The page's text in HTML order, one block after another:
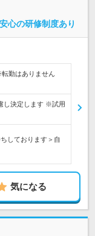
心の研修制度あり
勤はありません
し決定します ※試用
しております＞自
気になる